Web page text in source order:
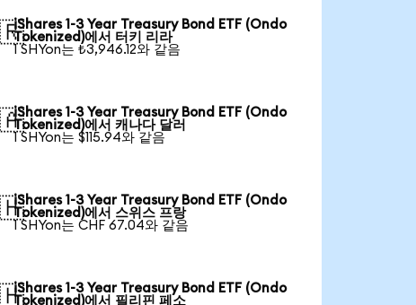
iShares 1-3 Year Treasury Bond ETF (Ondo
Tokenized)에서 터키 리라
1 SHYon는 ₺3,946.12와 같음
iShares 1-3 Year Treasury Bond ETF (Ondo
Tokenized)에서 캐나다 달러
1 SHYon는 $115.94와 같음
iShares 1-3 Year Treasury Bond ETF (Ondo
Tokenized)에서 스위스 프랑
1 SHYon는 CHF 67.04와 같음
iShares 1-3 Year Treasury Bond ETF (Ondo
Tokenized)에서 필리핀 페소